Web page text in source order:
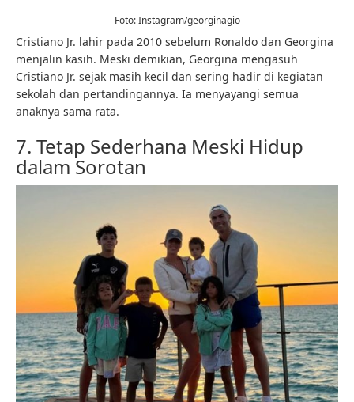
Foto: Instagram/georginagio
Cristiano Jr. lahir pada 2010 sebelum Ronaldo dan Georgina
menjalin kasih. Meski demikian, Georgina mengasuh
Cristiano Jr. sejak masih kecil dan sering hadir di kegiatan
sekolah dan pertandingannya. Ia menyayangi semua
anaknya sama rata.
7. Tetap Sederhana Meski Hidup
dalam Sorotan